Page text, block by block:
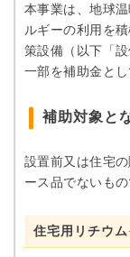
本事業は、地球
ルギーの利用を
策設備（以下「
一部を補助金とし
補助対象と
設置前又は住宅
ース品でないも
住宅用リチウ